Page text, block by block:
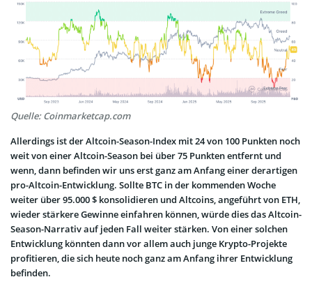
Quelle: Coinmarketcap.com
Allerdings ist der Altcoin-Season-Index mit 24 von 100 Punkten noch
weit von einer Altcoin-Season bei über 75 Punkten entfernt und
wenn, dann befinden wir uns erst ganz am Anfang einer derartigen
pro-Altcoin-Entwicklung. Sollte BTC in der kommenden Woche
weiter über 95.000 $ konsolidieren und Altcoins, angeführt von ETH,
wieder stärkere Gewinne einfahren können, würde dies das Altcoin-
Season-Narrativ auf jeden Fall weiter stärken. Von einer solchen
Entwicklung könnten dann vor allem auch junge Krypto-Projekte
profitieren, die sich heute noch ganz am Anfang ihrer Entwicklung
befinden.